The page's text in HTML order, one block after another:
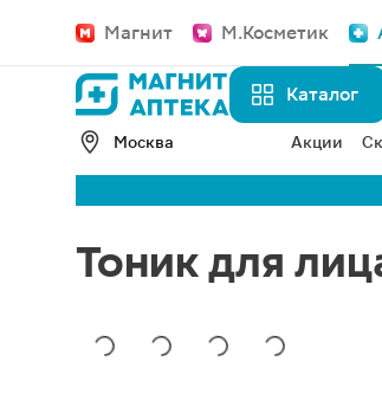
Магнит М.Косметик
Каталог
Москва Акции
Тоник для